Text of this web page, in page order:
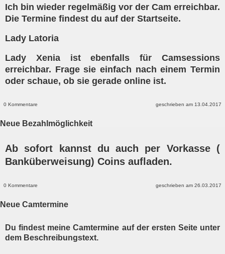
Ich bin wieder regelmäßig vor der Cam erreichbar.
Die Termine findest du auf der Startseite.
Lady Latoria
Lady Xenia ist ebenfalls für Camsessions
erreichbar. Frage sie einfach nach einem Termin
oder schaue, ob sie gerade online ist.
0 Kommentare geschrieben am 13.04.2017
Neue Bezahlmöglichkeit
Ab sofort kannst du auch per Vorkasse (
Banküberweisung) Coins aufladen.
0 Kommentare geschrieben am 26.03.2017
Neue Camtermine
Du findest meine Camtermine auf der ersten Seite unter
dem Beschreibungstext.